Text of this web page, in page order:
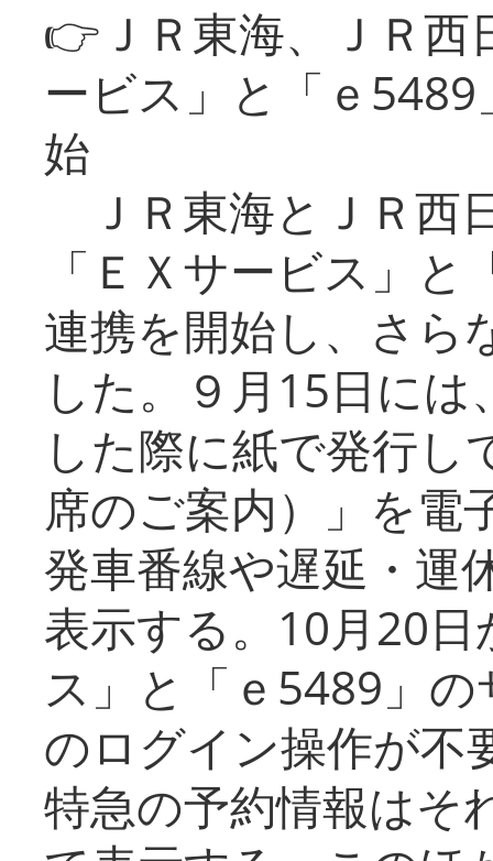
👉ＪＲ東海、ＪＲ
ービス」と「ｅ
始
ＪＲ東海とＪＲ西
「ＥＸサービス」
連携を開始し、さら
した。９月15日に
した際に紙で発行し
席のご案内）」を電
発車番線や遅延・運
表示する。10月20
ス」と「ｅ5489」
のログイン操作が不
特急の予約情報はそ